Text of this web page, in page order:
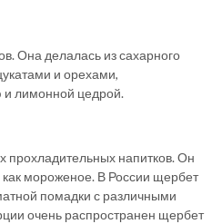
Она делалась из сахарного
и орехами,
и лимонной цедрой.
прохладительных напитков. Он
мороженое. В России щербет
помадки с различными
очень распространен щербет